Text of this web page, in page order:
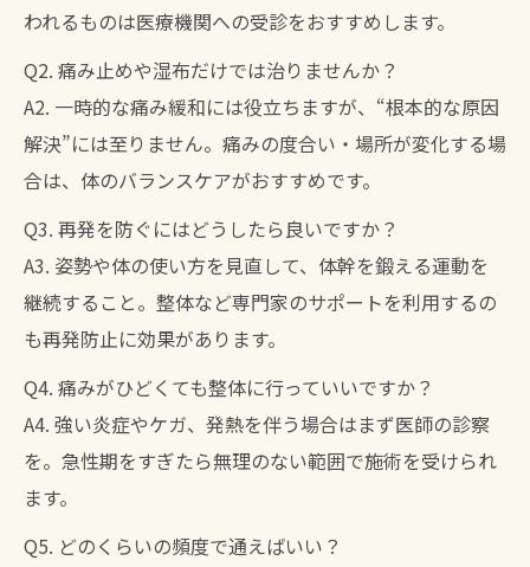
われるものは医療機関への受診をおすすめします。
Q2. 痛み止めや湿布だけでは治りませんか？
A2. 一時的な痛み緩和には役立ちますが、“根本的な原因
解決”には至りません。痛みの度合い・場所が変化する場
合は、体のバランスケアがおすすめです。
Q3. 再発を防ぐにはどうしたら良いですか？
A3. 姿勢や体の使い方を見直して、体幹を鍛える運動を
継続すること。整体など専門家のサポートを利用するの
も再発防止に効果があります。
Q4. 痛みがひどくても整体に行っていいですか？
A4. 強い炎症やケガ、発熱を伴う場合はまず医師の診察
を。急性期をすぎたら無理のない範囲で施術を受けられ
ます。
Q5. どのくらいの頻度で通えばいい？